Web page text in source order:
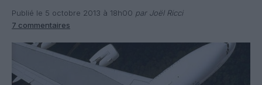
Publié le 5 octobre 2013 à 18h00 par Joël Ricci
7 commentaires